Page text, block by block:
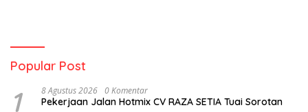
Popular Post
1 8 Agustus 2026 0 Komentar
Pekerjaan Jalan Hotmix CV RAZA SETIA Tuai Sorotan